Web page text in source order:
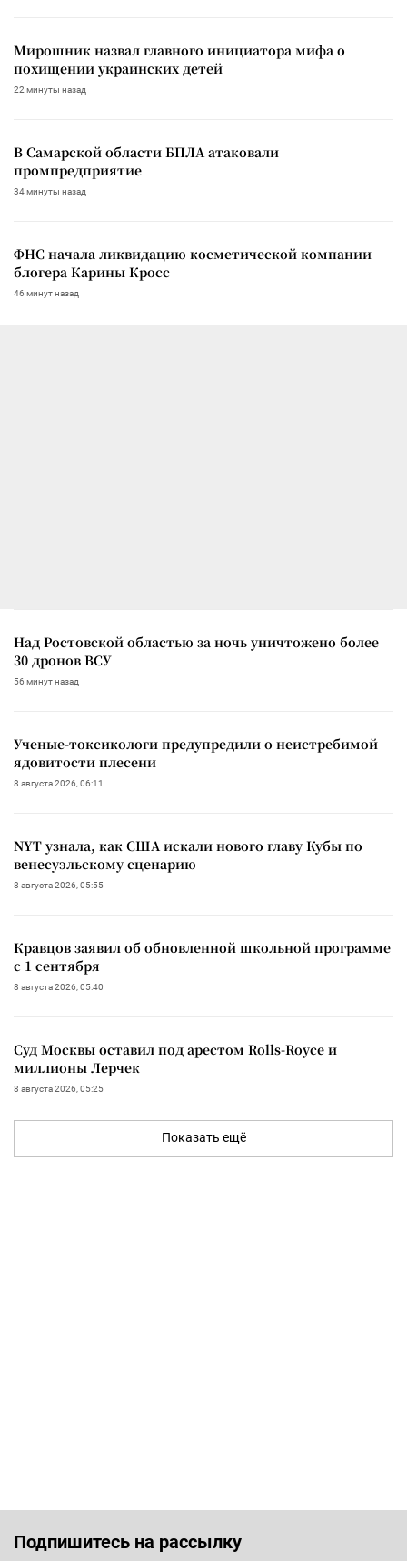
Мирошник назвал главного инициатора мифа о
похищении украинских детей
22 минуты назад
В Самарской области БПЛА атаковали
промпредприятие
34 минуты назад
ФНС начала ликвидацию косметической компании
блогера Карины Кросс
46 минут назад
Над Ростовской областью за ночь уничтожено более
30 дронов ВСУ
56 минут назад
Ученые-токсикологи предупредили о неистребимой
ядовитости плесени
8 августа 2026, 06:11
NYT узнала, как США искали нового главу Кубы по
венесуэльскому сценарию
8 августа 2026, 05:55
Кравцов заявил об обновленной школьной программе
с 1 сентября
8 августа 2026, 05:40
Суд Москвы оставил под арестом Rolls-Royce и
миллионы Лерчек
8 августа 2026, 05:25
Показать ещё
Подпишитесь на рассылку